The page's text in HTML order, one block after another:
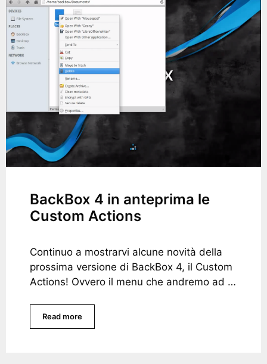
BackBox 4 in anteprima le
Custom Actions
Continuo a mostrarvi alcune novità della
prossima versione di BackBox 4, il Custom
Actions! Ovvero il menu che andremo ad …
Read more